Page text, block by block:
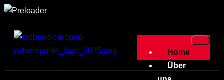
Home
Über